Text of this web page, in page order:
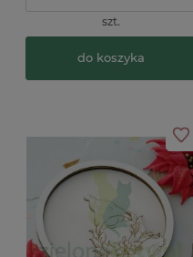
szt.
do koszyka